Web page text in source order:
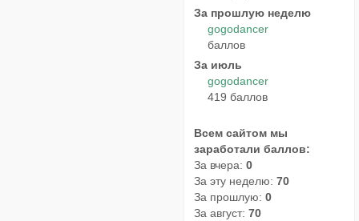
За прошлую неделю
gogodancer
баллов
За июль
gogodancer
419 баллов
Всем сайтом мы
заработали баллов:
За вчера: 0
За эту неделю: 70
За прошлую: 0
За август: 70